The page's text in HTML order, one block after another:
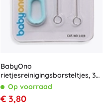
BabyOno
rietjesreinigingsborsteltjes, 3
stuksOp voorraad
€ 3,80